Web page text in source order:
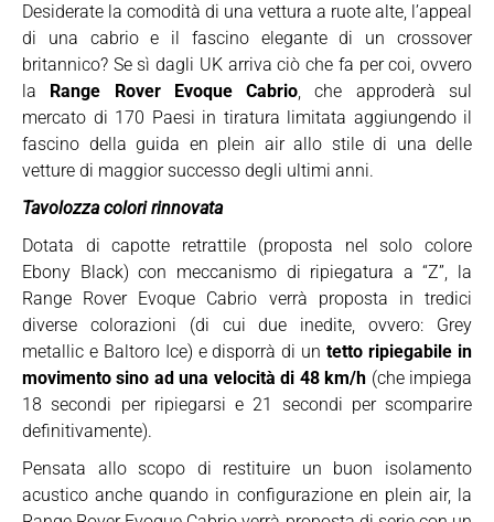
Desiderate la comodità di una vettura a ruote alte, l’appeal
di una cabrio e il fascino elegante di un crossover
britannico? Se sì dagli UK arriva ciò che fa per coi, ovvero
la Range Rover Evoque Cabrio, che approderà sul
mercato di 170 Paesi in tiratura limitata aggiungendo il
fascino della guida en plein air allo stile di una delle
vetture di maggior successo degli ultimi anni.
Tavolozza colori rinnovata
Dotata di capotte retrattile (proposta nel solo colore
Ebony Black) con meccanismo di ripiegatura a “Z”, la
Range Rover Evoque Cabrio verrà proposta in tredici
diverse colorazioni (di cui due inedite, ovvero: Grey
metallic e Baltoro Ice) e disporrà di untetto ripiegabile in
movimento sino ad una velocità di 48 km/h (che impiega
18 secondi per ripiegarsi e 21 secondi per scomparire
definitivamente).
Pensata allo scopo di restituire un buon isolamento
acustico anche quando in configurazione en plein air, la